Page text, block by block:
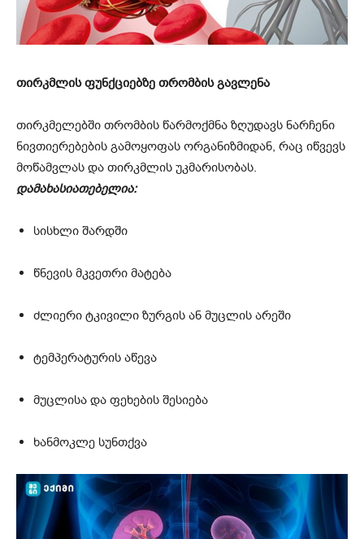
თირკმლის ფუნქციებზე თრომბის გავლენა
თირკმელებში თრომბის წარმოქმნა ზღუდავს ნარჩენი
ნივთიერებების გამოყოფას ორგანიზმიდან, რაც იწვევს
მოწამვლას და თირკმლის უკმარისობას.
დამახასიათებელია:
სისხლი შარდში
წნევის მკვეთრი მატება
ძლიერი ტკივილი ზურგის ან მუცლის არეში
ტემპერატურის აწევა
მუცლისა და ფეხების შესიება
ხანმოკლე სუნთქვა